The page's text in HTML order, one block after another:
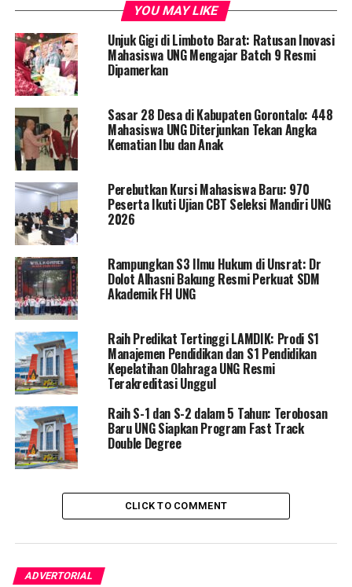
apabila yang bersangkutan tidak melakukan penugasan
khusus yang diberikan oleh lembaga.
“Jadi yang bersangkutan harus membuat paper tulisan,
atau empat paper dalam satu semester. Jika ini dapat
dipenuhi maka sanksi full skorsing satu semester itu
tidak akan diterapkan. Namun hal ini jika tidak dipenuhi
maka otomatis skorsing satu semester akan berlaku,”
Jelas Eduart saat melakukan konferensi pers, (5/9/2022).
Eduart juga menambahkan, yang bersangkutan telah
mengakui bahwa yang dilakukan merupakan spontanitas
pada saat demo kemarin. Diakui Rektor Yunus juga telah
melakukan permintaan maaf secara terbuka baik kepada
presiden keluarga dan masyarakat Indonesia dan juga
kepada UNG selaku almamater nya.
” Tentu juga, permintaan maaf yang disampaikan Yunus
menjadi pertimbangan kita, untuk memberikan sanksi,”
Kata Rektor.
RELATED TOPICS: EDUART WOLOK
MAHASISWA UNG
REKTOR UNG
SANKSI MAHASISWA YUNUS PASAU
UNIVERSITAS NEGERI GORONTALO
UP NEXT
Lantik 62 Kades Terpilih, Bupati Saipul Titip Pesan
Tempo TV Edisi Khusus Tokoh Pilihan
YOU MAY LIKE
Unjuk Gigi di Limboto Barat: Ratusan Inovasi
Mahasiswa UNG Mengajar Batch 9 Resmi
Dipamerkan
Sasar 28 Desa di Kabupaten Gorontalo: 448
Mahasiswa UNG Diterjunkan Tekan Angka
Kematian Ibu dan Anak
Perebutkan Kursi Mahasiswa Baru: 970
Peserta Ikuti Ujian CBT Seleksi Mandiri UNG
2026
Rampungkan S3 Ilmu Hukum di Unsrat: Dr
Dolot Alhasni Bakung Resmi Perkuat SDM
Akademik FH UNG
Raih Predikat Tertinggi LAMDIK: Prodi S1
Manajemen Pendidikan dan S1 Pendidikan
Kepelatihan Olahraga UNG Resmi
Terakreditasi Unggul
Raih S-1 dan S-2 dalam 5 Tahun: Terobosan
Baru UNG Siapkan Program Fast Track
Double Degree
CLICK TO COMMENT
ADVERTORIAL